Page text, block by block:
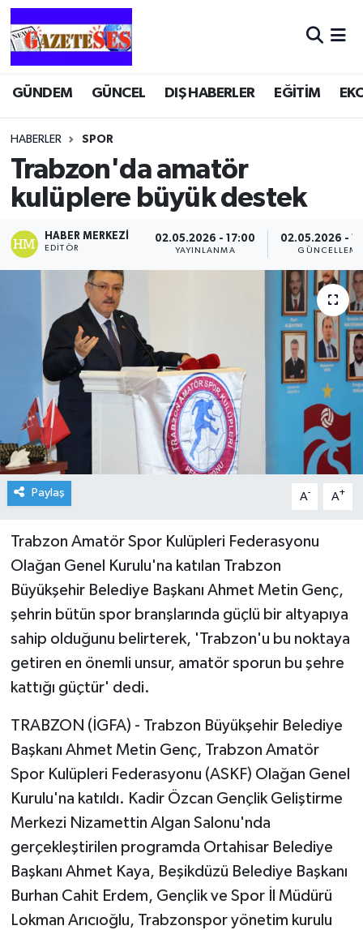
GÜNDEM GÜNCEL DIŞ HABERLER EĞİTİM
HABERLER SPOR
Trabzon'da amatör
kulüplere büyük destek
HABER MERKEZI
EDITÖR
02.05.2026 - 17:00
YAYINLANMA
02.05.2026 -
GÜNCELLEME
Paylaş A- A+
Trabzon Amatör Spor Kulüpleri Federasyonu
Olağan Genel Kurulu'na katılan Trabzon
Büyükşehir Belediye Başkanı Ahmet Metin Genç,
şehrin bütün spor branşlarında güçlü bir altyapıya
sahip olduğunu belirterek, 'Trabzon'u bu noktaya
getiren en önemli unsur, amatör sporun bu şehre
kattığı güçtür' dedi.
TRABZON (İGFA) - Trabzon Büyükşehir Belediye
Başkanı Ahmet Metin Genç, Trabzon Amatör
Spor Kulüpleri Federasyonu (ASKF) Olağan Genel
Kurulu'na katıldı. Kadir Özcan Gençlik Geliştirme
Merkezi Nizamettin Algan Salonu'nda
gerçekleştirilen programda Ortahisar Belediye
Başkanı Ahmet Kaya, Beşikdüzü Belediye Başkanı
Burhan Cahit Erdem, Gençlik ve Spor İl Müdürü
Lokman Arıcıoğlu, Trabzonspor yönetim kurulu